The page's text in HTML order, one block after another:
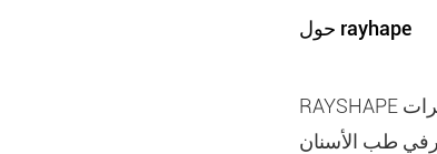
حول rayhape
RAYSHAPE هي شركة تكنولوجيا قائمة على الابتكار توفر حلول طباعة ثلاثية الأبعاد كاملة لممارسات ومختبرات
طب الأسنان